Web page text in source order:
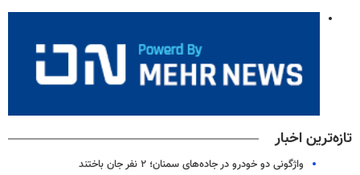
تازه‌ترین اخبار
واژگونی دو خودرو در جاده‌های سمنان؛ ۲ نفر جان باختند